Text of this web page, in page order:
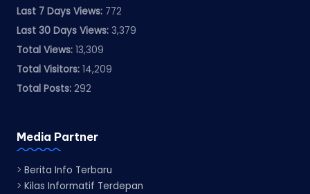
Last 7 Days Views: 772
Last 30 Days Views: 3,379
Total Views: 13,309
Total Visitors: 14,209
Total Posts: 292
Media Partner
> Berita Info Terbaru
> Kilas Informatif Terdepan